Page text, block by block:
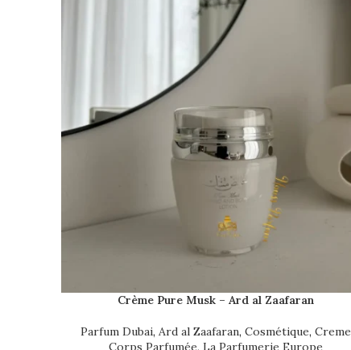
Crème Pure Musk – Ard al Zaafaran
Parfum Dubai, Ard al Zaafaran, Cosmétique, Creme
Corps Parfumée, La Parfumerie Europe